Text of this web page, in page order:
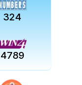
324
4789